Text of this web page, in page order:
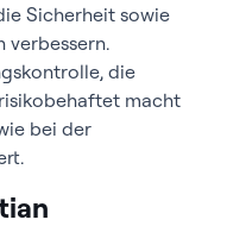
Sicherheit sowie
verbessern.
die
macht
bei der